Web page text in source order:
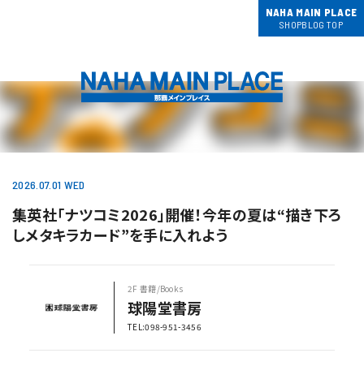
NAHA MAIN PLACE
SHOPBLOG TOP
2026.07.01 WED
集英社「ナツコミ2026」開催！今年の夏は“描き下ろ
しメタキラカード”を手に入れよう
2F 書籍/Books
球陽堂書房
TEL:098-951-3456